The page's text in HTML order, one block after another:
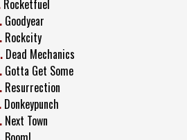
Rocketfuel
Goodyear
Rockcity
Dead Mechanics
Gotta Get Some
Resurrection
Donkeypunch
Next Town